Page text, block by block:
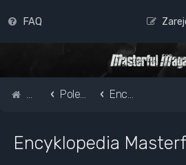
FAQ
Strona główna
Pole do popisu... Encyklopedia Masterfula
Encyklopedia